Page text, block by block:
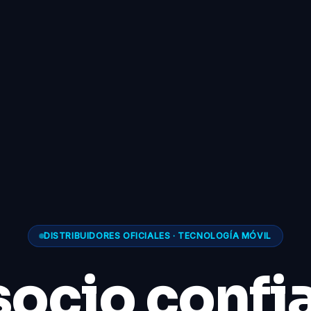
DISTRIBUIDORES OFICIALES · TECNOLOGÍA MÓVIL